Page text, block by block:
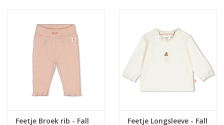
Feetje Broek rib - Fall
Feetje Longsleeve - Fall